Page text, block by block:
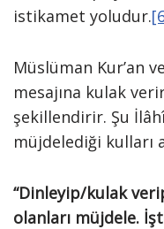
istikamet yoludur.
Müslüman Kur’an
mesajına kulak
şekillendirir. Şu İlâhî
müjdelediği kulları
“Dinleyip/kulak
olanları müjdele.